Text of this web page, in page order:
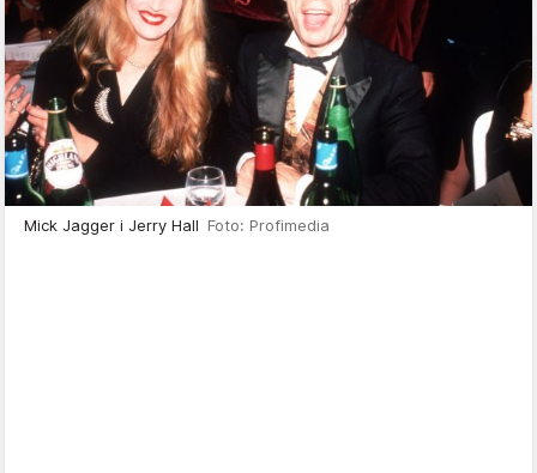
Mick Jagger i Jerry Hall Foto: Profimedia